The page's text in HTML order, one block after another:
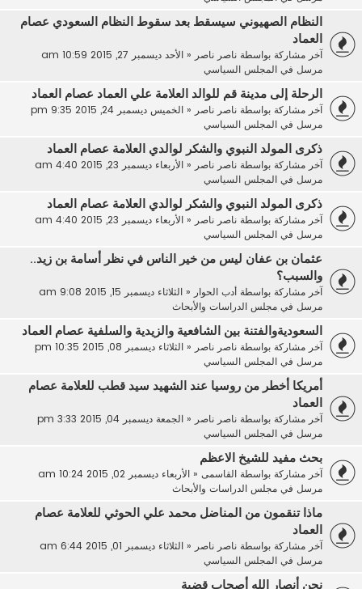
النظام الصهيوني سيسقط بعد سقوط النظام السعودي عصام
العماد
آخر مشاركة بواسطة ناصر ناصر« الأحد ديسمبر 27, 2015 10:59 am
مرسل في المجلس السياسي
الرحلة إلى مدينة قم للوالد العلامة علي العماد عصام العماد
آخر مشاركة بواسطة ناصر ناصر« الخميس ديسمبر 24, 2015 9:35 pm
مرسل في المجلس السياسي
ذكرى المولد النبوي والشكر لوالدي العلامة عصام العماد
آخر مشاركة بواسطة ناصر ناصر« الأربعاء ديسمبر 23, 2015 4:40 am
مرسل في المجلس السياسي
ذكرى المولد النبوي والشكر لوالدي العلامة عصام العماد
آخر مشاركة بواسطة ناصر ناصر« الأربعاء ديسمبر 23, 2015 4:40 am
مرسل في المجلس السياسي
عثمان بن عفان ليس من خير الناس في نظر أسامة بن زيد..
والسبب؟
آخر مشاركة بواسطة أدب الحوار« الثلاثاء ديسمبر 15, 2015 9:08 am
مرسل في مجلس الدراسات والأبحاث
السعوديةوالفتنة بين الشافعية والزيدية والسلفية عصام العماد
آخر مشاركة بواسطة ناصر ناصر« الثلاثاء ديسمبر 08, 2015 10:35 pm
مرسل في المجلس السياسي
أمريكا أخطر من روسيا عند الشهيد سيد قطب للعلامة عصام
العماد
آخر مشاركة بواسطة ناصر ناصر« الجمعة ديسمبر 04, 2015 3:33 pm
مرسل في المجلس السياسي
بحث مفيد للشيخ الاعظم
آخر مشاركة بواسطة القاسمى« الأربعاء ديسمبر 02, 2015 10:24 am
مرسل في مجلس الدراسات والأبحاث
ماذا تنقمون من المناضل محمد علي الحوثي للعلامة عصام
العماد
آخر مشاركة بواسطة ناصر ناصر« الثلاثاء ديسمبر 01, 2015 6:44 am
مرسل في المجلس السياسي
نحن أنصار الله أصحاب قضية